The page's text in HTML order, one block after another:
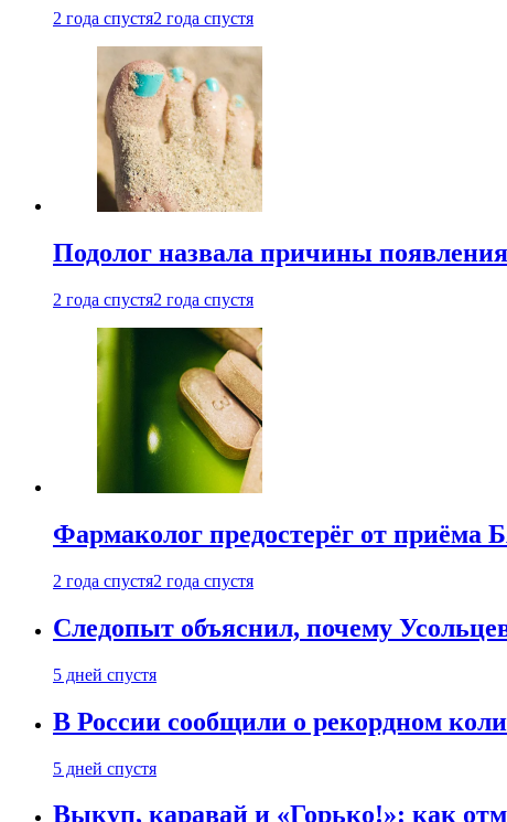
2 года спустя2 года спустя
Подолог назвала причины
2 года спустя2 года спустя
Фармаколог предостерёг от приёма
2 года спустя2 года спустя
Следопыт объяснил, почему
5 дней спустя
В России сообщили о рекордном
5 дней спустя
Выкуп, каравай и «Горько!»: как